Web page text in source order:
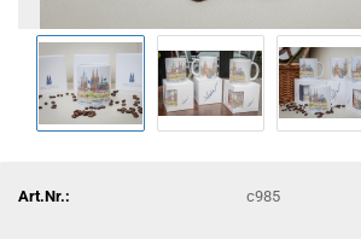
Art.Nr.: c985